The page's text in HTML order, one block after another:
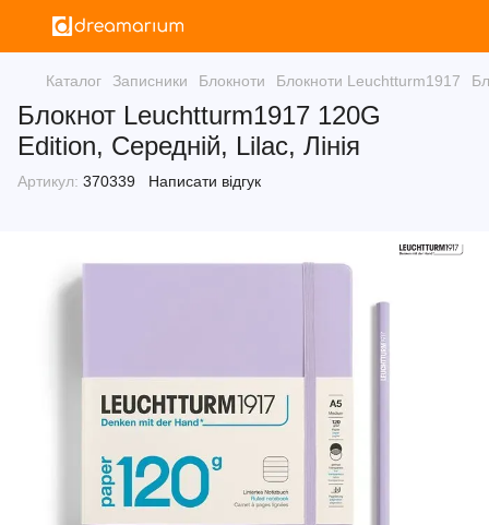
Каталог Записники Блокноти Блокноти Leuchtturm1917
Блокнот Leuchtturm1917 120G
Edition, Середній, Lilac, Лінія
Артикул: 370339 Написати відгук